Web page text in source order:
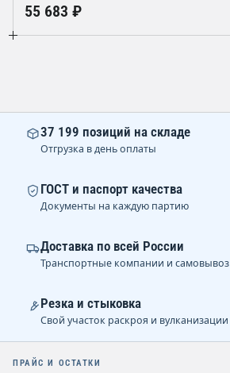
55 683 ₽
37 199 позиций на складе
Отгрузка в день оплаты
ГОСТ и паспорт качества
Документы на каждую партию
Доставка по всей России
Транспортные компании и самовывоз
Резка и стыковка
Свой участок раскроя и вулканизации
ПРАЙС И ОСТАТКИ